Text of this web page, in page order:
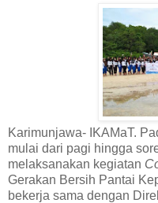
Karimunjawa- IKAMaT.
mulai dari pagi hingga
melaksanakan kegiatan
Gerakan Bersih Pantai
bekerja sama dengan